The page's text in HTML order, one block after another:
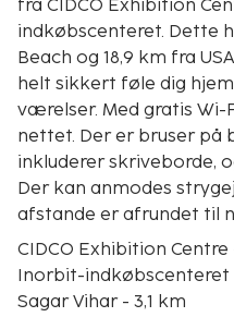
fra CIDCO Exhibition
indkøbscenteret. Dette hotel ligger 26 km fra Juhu
Beach og 18,9 km fra
helt sikkert føle dig
værelser. Med gratis Wi-
nettet. Der er bruser på
inkluderer skriveborde,
Der kan anmodes
afstande er afrundet til
CIDCO Exhibition Centre
Inorbit-indkøbscenteret
Sagar Vihar - 3,1 km